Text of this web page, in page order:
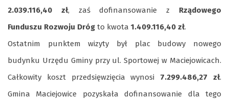
2.039.116,40 zł, zaś dofinansowanie z Rządowego
Funduszu Rozwoju Dróg to kwota 1.409.116,40 zł.
Ostatnim punktem wizyty był plac budowy nowego
budynku Urzędu Gminy przy ul. Sportowej w Maciejowicach.
Całkowity koszt przedsięwzięcia wynosi 7.299.486,27 zł.
Gmina Maciejowice pozyskała dofinansowanie dla tego